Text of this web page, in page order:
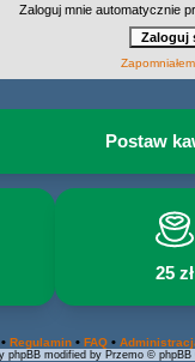
Zaloguj mnie automatycznie
Postaw
25 zł
• Regulamin • FAQ •
phpBB modified by Przemo ©